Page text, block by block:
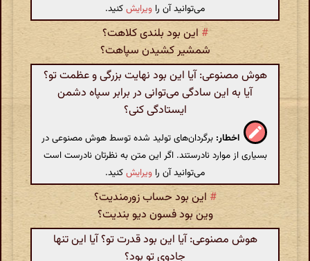
می‌توانید آن را ویرایشکنید.
# این بود بلندی کلاهت؟
شمشیر کشیدن سپاهت؟
هوش مصنوعی: آیا این بود نهایت بزرگی و عظمت تو؟
آیا به این سادگی می‌توانی در برابر سپاه دشمن
ایستادگی کنی؟
اخطار: برگردان‌های تولید شده توسط هوش مصنوعی در
بسیاری از موارد نادرستند. اگر این متن به نظرتان نادرست است
می‌توانید آن را ویرایشکنید.
# این بود حساب زورمندیت؟
وین بود فسون دیو بندیت؟
هوش مصنوعی: آیا این بود قدرت تو؟ آیا این تنها
جادوی تو بود؟